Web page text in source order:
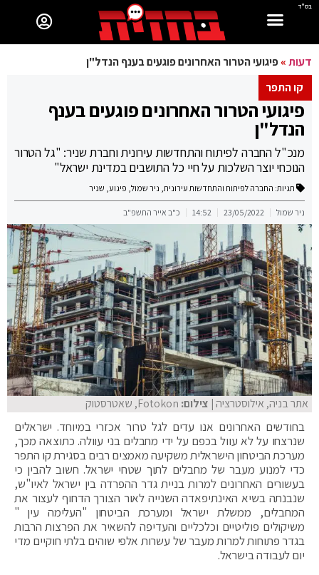
בס"ד
דעות»פיגועי הטרור האחרונים פוגעים בענף הנדל"ן
קו התפר
פיגועי הטרור האחרונים פוגעים בענף
הנדל"ן
מנכ"ל החברה לפיתוח והתחדשות עירונית וחברת שניר: "גל הטרור
הנוכחי יוצר השלכות על חיי כל התושבים במדינת ישראל"
תגיות: החברה לפיתוח והתחדשות עירונית, ניר שמול, פיגוע, שניר
ניר שמול 23/05/2022
14:52 כ"ב אייר התשפ"ב
אתר בניה, אילוסטרציה| צילום: Fotokon, שאטרסטוק
בחודשים האחרונים אנו עדים לגל טרור אכזרי במיוחד. ישראלים
שנרצחו על לא עוול בכפם על ידי מחבלים בני עוולה. כתוצאה מכך,
מערכת הביטחון הישראלית משקיעה מאמצים רבים בסגירת קו התפר
כדי למנוע מעבר של מחבלים לתוך שטחי ישראל. חשוב להבין כי
בעשורים האחרונים למרות בניית גדר ההפרדה בין ישראל לאיו"ש,
שנבנתה בשיא האינתיפאדה השנייה לאור הצורך הדחוף לעצור את
המחבלים, ממשלת ישראל ומערכת הביטחון "העלימה עין "
משיקולים פוליטיים וכלכליים והעדיפה להשאיר את הפרצות הרבות
בגדר פתוחות למרות מעבר של עשרות אלפי שוהים בלתי חוקיים מדי
יום לעבודה בישראל.